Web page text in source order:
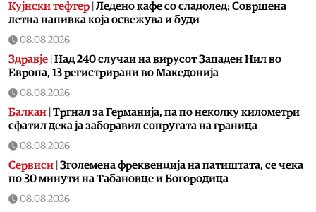
Кујнски тефтер Ледено кафе со сладолед: Совршена
летна напивка која освежува и буди
08.08.2026
Здравје Над 240 случаи на вирусот Западен Нил во
Европа, 13 регистрирани во Македонија
08.08.2026
Балкан Тргнал за Германија, па по неколку километри
сфатил дека ја заборавил сопругата на граница
08.08.2026
Сервиси Зголемена фреквенција на патиштата, се чека
по 30 минути на Табановце и Богородица
08.08.2026